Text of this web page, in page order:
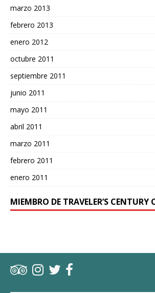
marzo 2013
febrero 2013
enero 2012
octubre 2011
septiembre 2011
junio 2011
mayo 2011
abril 2011
marzo 2011
febrero 2011
enero 2011
MIEMBRO DE TRAVELER’S CENTURY